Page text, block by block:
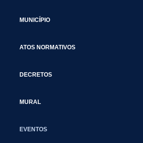
MUNICÍPIO
ATOS NORMATIVOS
DECRETOS
MURAL
EVENTOS